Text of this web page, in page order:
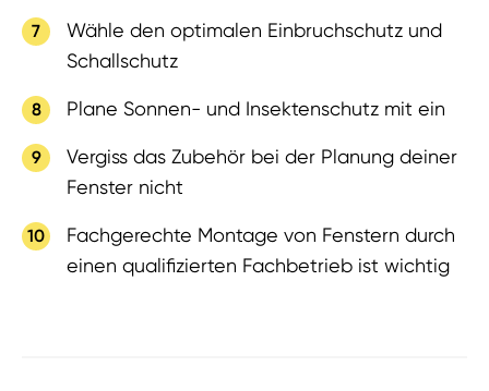
Wähle den optimalen Einbruchschutz und
Schallschutz
Plane Sonnen- und Insektenschutz mit ein
Vergiss das Zubehör bei der Planung deiner
Fenster nicht
Fachgerechte Montage von Fenstern durch
einen qualifizierten Fachbetrieb ist wichtig